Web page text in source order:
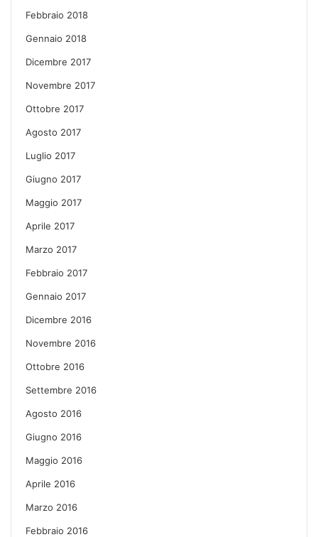
Febbraio 2018
Gennaio 2018
Dicembre 2017
Novembre 2017
Ottobre 2017
Agosto 2017
Luglio 2017
Giugno 2017
Maggio 2017
Aprile 2017
Marzo 2017
Febbraio 2017
Gennaio 2017
Dicembre 2016
Novembre 2016
Ottobre 2016
Settembre 2016
Agosto 2016
Giugno 2016
Maggio 2016
Aprile 2016
Marzo 2016
Febbraio 2016